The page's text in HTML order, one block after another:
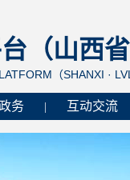
（山西
（SHANXI ·
务 互动交流